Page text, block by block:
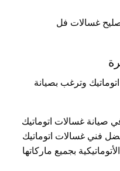
غسالات فل
وترغب بصيانة
صيانة غسالات اتوماتيك
فني غسالات اتوماتيك
بجميع ماركاتها